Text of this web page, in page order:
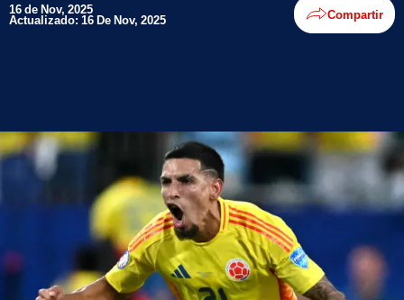
16 de Nov, 2025
Actualizado: 16 De Nov, 2025 Compartir